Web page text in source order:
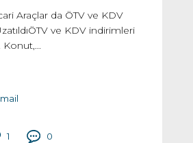
Araçlar da ÖTV ve KDV
ve KDV indirimleri
1 0